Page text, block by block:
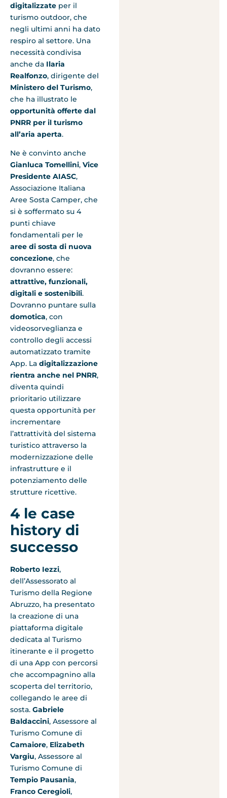
digitalizzate per il
turismo outdoor, che
negli ultimi anni ha dato
respiro al settore. Una
necessità condivisa
anche da Ilaria
Realfonzo, dirigente del
Ministero del Turismo,
che ha illustrato le
opportunità offerte dal
PNRR per il turismo
all’aria aperta.
Ne è convinto anche
Gianluca Tomellini, Vice
Presidente AIASC,
Associazione Italiana
Aree Sosta Camper, che
si è soffermato su 4
punti chiave
fondamentali per le
aree di sosta di nuova
concezione, che
dovranno essere:
attrattive, funzionali,
digitali e sostenibili.
Dovranno puntare sulla
domotica, con
videosorveglianza e
controllo degli accessi
automatizzato tramite
App. La digitalizzazione
rientra anche nel PNRR,
diventa quindi
prioritario utilizzare
questa opportunità per
incrementare
l’attrattività del sistema
turistico attraverso la
modernizzazione delle
infrastrutture e il
potenziamento delle
strutture ricettive.
4 le case
history di
successo
Roberto Iezzi,
dell’Assessorato al
Turismo della Regione
Abruzzo, ha presentato
la creazione di una
piattaforma digitale
dedicata al Turismo
itinerante e il progetto
di una App con percorsi
che accompagnino alla
scoperta del territorio,
collegando le aree di
sosta. Gabriele
Baldaccini, Assessore al
Turismo Comune di
Camaiore, Elizabeth
Vargiu, Assessore al
Turismo Comune di
Tempio Pausania,
Franco Ceregioli,